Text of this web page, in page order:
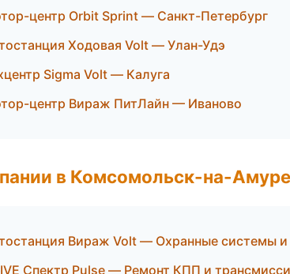
центр Orbit Sprint — Санкт-Петербург
Ходовая Volt — Улан-Удэ
Sigma Volt — Калуга
центр Вираж ПитЛайн — Иваново
в Комсомольск-на-Амуре
Вираж Volt — Охранные системы
Спектр Pulse — Ремонт КПП и